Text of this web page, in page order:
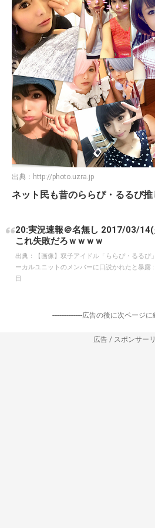
出典： http://photo.uzra.jp
ネット民も昔のららぴ・るるぴ推
20:実況速報＠名無し 2017/03/
これ失敗だろｗｗｗｗ
出典：
【画像】双子アイドル「ららぴ・るる
ーカルユニットのメンバーに口説かれたと暴露
目
-----------------広告の後に次ページに
広告 / スポンサー